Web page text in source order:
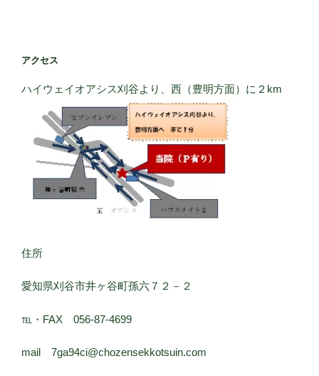
アクセス
ハイウェイオアシス刈谷より、西（豊明方面）に２km
住所
愛知県刈谷市井ヶ谷町孫六７２－２
℡・FAX 056-87-4699
mail 7ga94ci@chozensekkotsuin.com